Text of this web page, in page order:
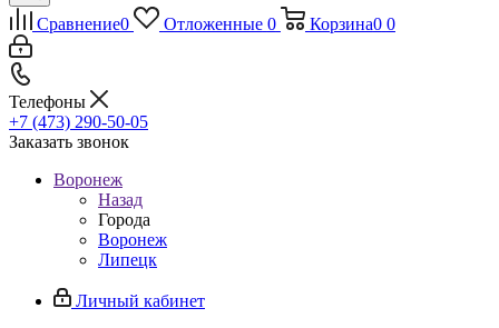
Сравнение0 Отложенные 0 Корзина0 0
Телефоны
+7 (473) 290-50-05
Заказать звонок
Воронеж
Назад
Города
Воронеж
Липецк
Личный кабинет